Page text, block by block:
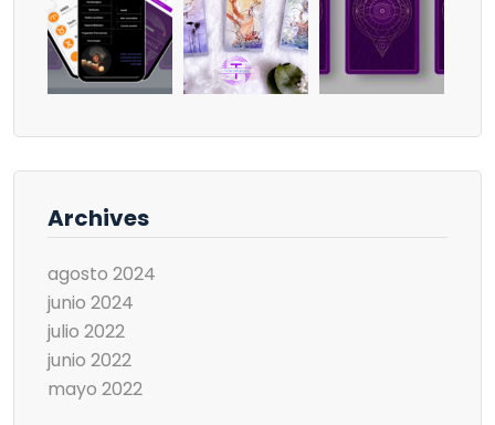
Archives
agosto 2024
junio 2024
julio 2022
junio 2022
mayo 2022